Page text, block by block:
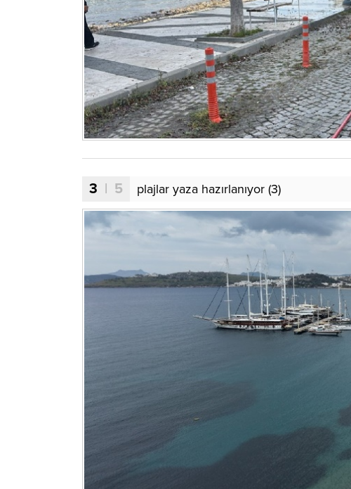
3 | 5 plajlar yaza hazırlanıyor (3)